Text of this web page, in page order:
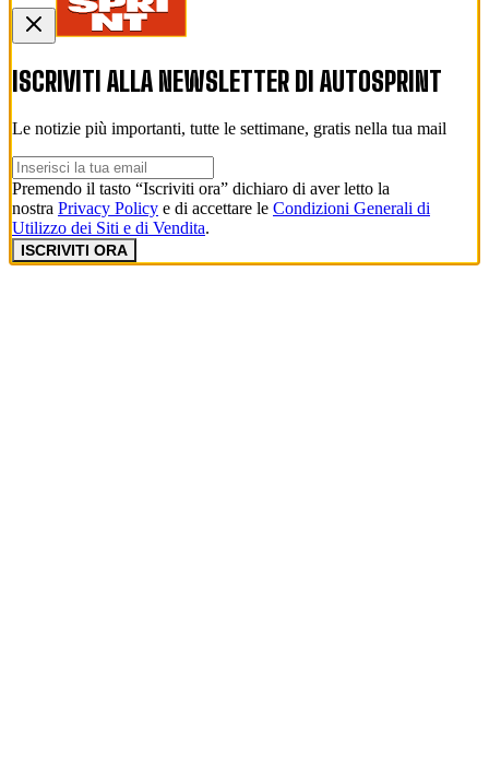
ISCRIVITI ALLA NEWSLETTER DI AUTOSPRINT
Le notizie più importanti, tutte le settimane, gratis nella tua mail
Premendo il tasto “Iscriviti ora” dichiaro di aver letto la
nostra Privacy Policy e di accettare le Condizioni Generali di
Utilizzo dei Siti e di Vendita.
ISCRIVITI ORA